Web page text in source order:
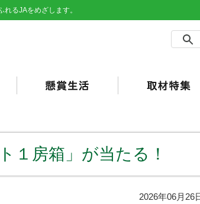
るJAをめざします。
１房箱」が当たる！
2026年06月26